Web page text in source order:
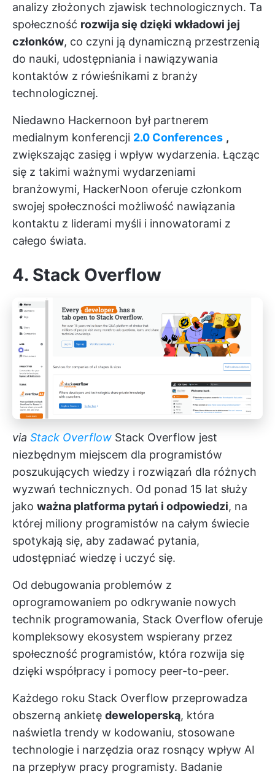
analizy złożonych zjawisk technologicznych. Ta
społeczność rozwija się dzięki wkładowi jej
członków, co czyni ją dynamiczną przestrzenią
do nauki, udostępniania i nawiązywania
kontaktów z rówieśnikami z branży
technologicznej.
Niedawno Hackernoon był partnerem
medialnym konferencji 2.0 Conferences ,
zwiększając zasięg i wpływ wydarzenia. Łącząc
się z takimi ważnymi wydarzeniami
branżowymi, HackerNoon oferuje członkom
swojej społeczności możliwość nawiązania
kontaktu z liderami myśli i innowatorami z
całego świata.
4. Stack Overflow
via Stack Overflow Stack Overflow jest
niezbędnym miejscem dla programistów
poszukujących wiedzy i rozwiązań dla różnych
wyzwań technicznych. Od ponad 15 lat służy
jako ważna platforma pytań i odpowiedzi, na
której miliony programistów na całym świecie
spotykają się, aby zadawać pytania,
udostępniać wiedzę i uczyć się.
Od debugowania problemów z
oprogramowaniem po odkrywanie nowych
technik programowania, Stack Overflow oferuje
kompleksowy ekosystem wspierany przez
społeczność programistów, która rozwija się
dzięki współpracy i pomocy peer-to-peer.
Każdego roku Stack Overflow przeprowadza
obszerną ankietę deweloperską, która
naświetla trendy w kodowaniu, stosowane
technologie i narzędzia oraz rosnący wpływ AI
na przepływ pracy programisty. Badanie